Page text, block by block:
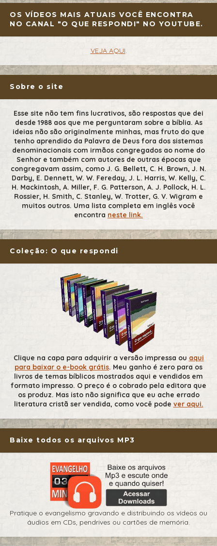
OS VÍDEOS MAIS ATUAIS VOCÊ ENCONTRA
NO CANAL "O QUE RESPONDI" NO YOUTUBE.
VEJA AQUI.
Sobre o site
Esse site não tem fins lucrativos, são respostas que dei
desde 1988 aos que me perguntaram sobre a bíblia. As
ideias não são originalmente minhas, mas fruto do que
tenho aprendido da Palavra de Deus fora dos sistemas
denominacionais com irmãos congregados ao nome do
Senhor e também com autores de outras épocas que
congregavam assim, como J. G. Bellett, C. H. Brown, J. N.
Darby, E. Dennett, W. W. Fereday, J. L. Harris, W. Kelly, C.
H. Mackintosh, A. Miller, F. G. Patterson, A. J. Pollock, H. L.
Rossier, H. Smith, C. Stanley, W. Trotter, G. V. Wigram e
muitos outros. Uma lista completa em inglês você
encontra neste link.
Coleção: O que respondi
Clique na capa para adquirir a versão impressa ou aqui
para baixar o e-book grátis. Meu ganho é zero para os
livros de temas bíblicos mostrados aqui e vendidos em
formato impresso. O preço é o cobrado pela editora que
os produz. Mas isto não significa que eu ache errado
literatura cristã ser vendida, como você pode ver aqui.
Baixe todos os arquivos MP3
Pratique o evangelismo gravando e distribuindo os vídeos ou
áudios em CDs, pendrives ou cartões de memória.